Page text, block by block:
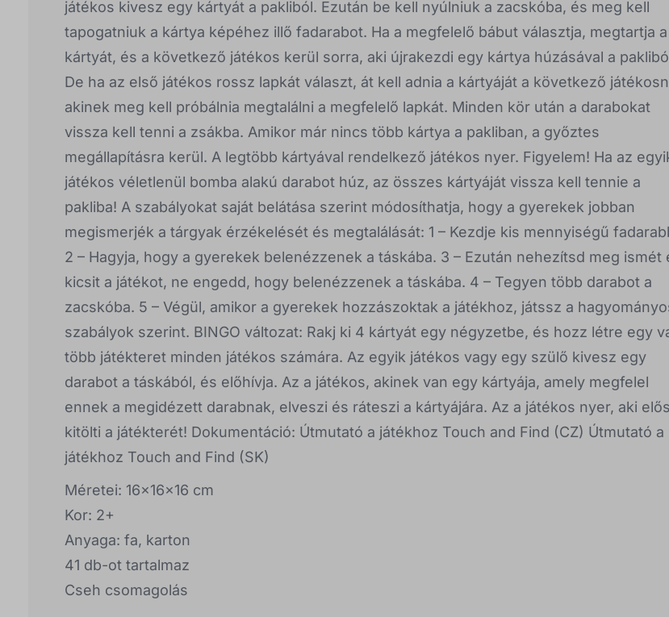
játékos kivesz egy kártyát a pakliból. Ezután be kell nyúlniuk a zacskóba, és meg kell
tapogatniuk a kártya képéhez illő fadarabot. Ha a megfelelő bábut választja, megtartja a
kártyát, és a következő játékos kerül sorra, aki újrakezdi egy kártya húzásával a
De ha az első játékos rossz lapkát választ, át kell adnia a kártyáját a következő
akinek meg kell próbálnia megtalálni a megfelelő lapkát. Minden kör után a darabokat
vissza kell tenni a zsákba. Amikor már nincs több kártya a pakliban, a győztes
megállapításra kerül. A legtöbb kártyával rendelkező játékos nyer. Figyelem! Ha az
játékos véletlenül bomba alakú darabot húz, az összes kártyáját vissza kell tennie a
pakliba! A szabályokat saját belátása szerint módosíthatja, hogy a gyerekek jobban
megismerjék a tárgyak érzékelését és megtalálását: 1 – Kezdje kis mennyiségű
2 – Hagyja, hogy a gyerekek belenézzenek a táskába. 3 – Ezután nehezítsd meg ismét
kicsit a játékot, ne engedd, hogy belenézzenek a táskába. 4 – Tegyen több darabot a
zacskóba. 5 – Végül, amikor a gyerekek hozzászoktak a játékhoz, játssz a
szabályok szerint. BINGO változat: Rakj ki 4 kártyát egy négyzetbe, és hozz létre egy
több játékteret minden játékos számára. Az egyik játékos vagy egy szülő kivesz egy
darabot a táskából, és előhívja. Az a játékos, akinek van egy kártyája, amely megfelel
ennek a megidézett darabnak, elveszi és ráteszi a kártyájára. Az a játékos nyer, aki
kitölti a játékterét! Dokumentáció: Útmutató a játékhoz Touch and Find (CZ) Útmutató a
játékhoz Touch and Find (SK)
Méretei: 16x16x16 cm
Kor: 2+
Anyaga: fa, karton
41 db-ot tartalmaz
Cseh csomagolás